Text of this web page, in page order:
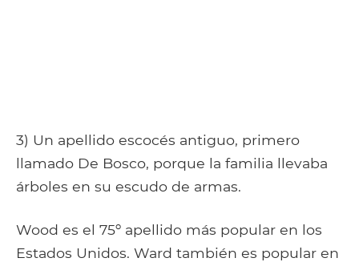
3) Un apellido escocés antiguo, primero
llamado De Bosco, porque la familia llevaba
árboles en su escudo de armas.
Wood es el 75º apellido más popular en los
Estados Unidos. Ward también es popular en